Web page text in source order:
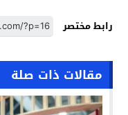
رابط مختصر
مقالات ذات صلة